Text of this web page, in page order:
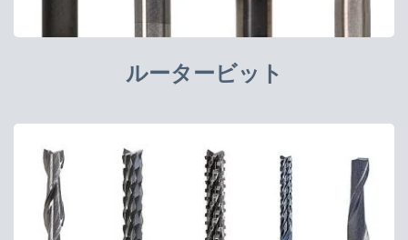
ルータービット